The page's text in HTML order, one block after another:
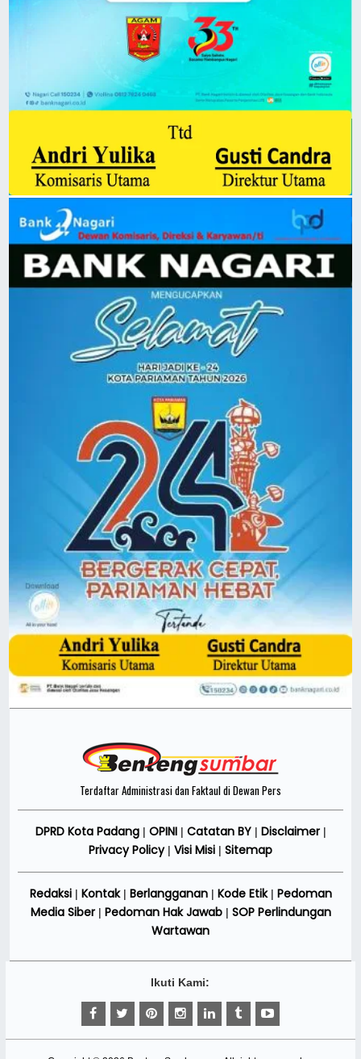
Terdaftar Administrasi dan Faktaul di Dewan Pers
DPRD Kota Padang| OPINI Catatan BY| Disclaimer|
Privacy Policy| Visi Misi Sitemap
Redaksi| Kontak| Berlangganan| Kode Etik| Pedoman
Media Siber| Pedoman Hak Jawab| SOP Perlindungan
Wartawan
Ikuti Kami: